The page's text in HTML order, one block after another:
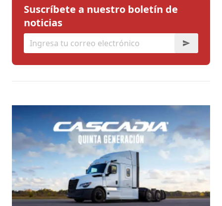
Suscríbete a nuestro boletín de
noticias